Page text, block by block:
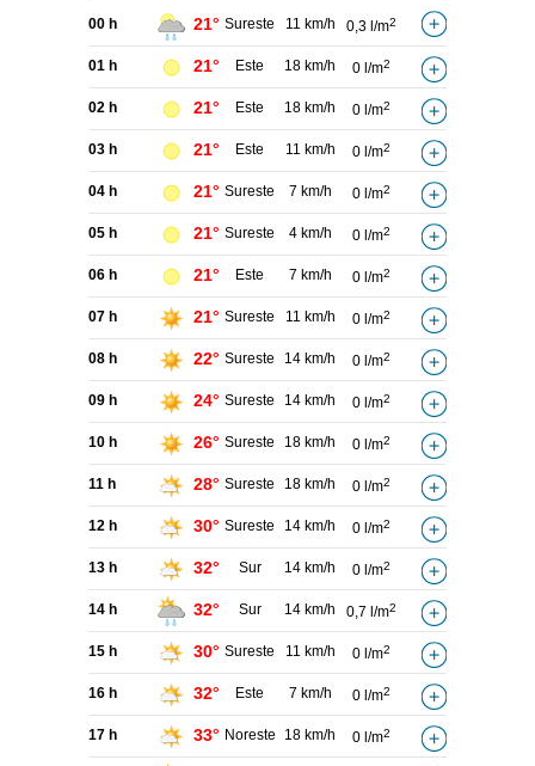
00 h 21° Sureste 11 km/h 0,3 l/m2
01 h 21° Este 18 km/h 0 l/m2
02 h 21° Este 18 km/h 0 l/m2
03 h 21° Este 11 km/h 0 l/m2
04 h 21° Sureste 7 km/h 0 l/m2
05 h 21° Sureste 4 km/h 0 l/m2
06 h 21° Este 7 km/h 0 l/m2
07 h 21° Sureste 11 km/h 0 l/m2
08 h 22° Sureste 14 km/h 0 l/m2
09 h 24° Sureste 14 km/h 0 l/m2
10 h 26° Sureste 18 km/h 0 l/m2
11 h 28° Sureste 18 km/h 0 l/m2
12 h 30° Sureste 14 km/h 0 l/m2
13 h 32° Sur 14 km/h 0 l/m2
14 h 32° Sur 14 km/h 0,7 l/m2
15 h 30° Sureste 11 km/h 0 l/m2
16 h 32° Este 7 km/h 0 l/m2
17 h 33° Noreste 18 km/h 0 l/m2